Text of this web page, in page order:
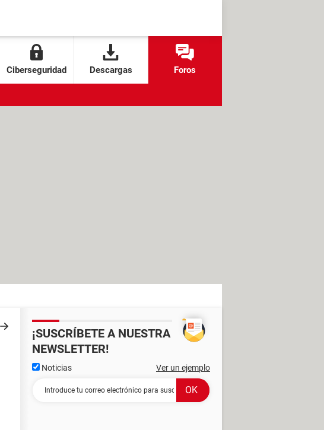
Ciberseguridad Descargas Foros
¡SUSCRÍBETE A NUESTRA
NEWSLETTER!
Noticias Ver un ejemplo